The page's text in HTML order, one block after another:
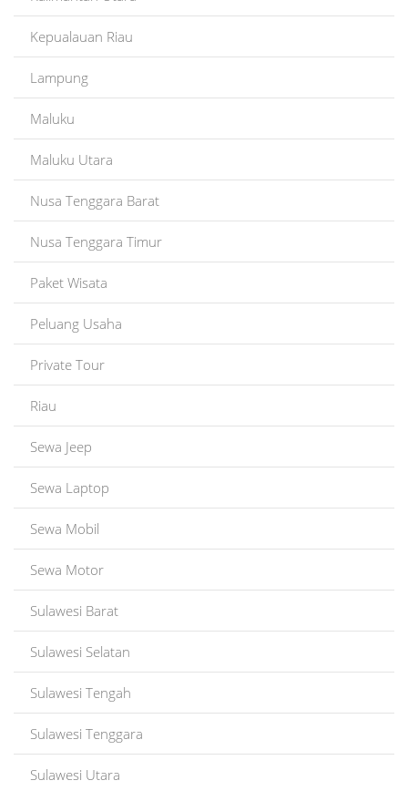
Kepualauan Riau
Lampung
Maluku
Maluku Utara
Nusa Tenggara Barat
Nusa Tenggara Timur
Paket Wisata
Peluang Usaha
Private Tour
Riau
Sewa Jeep
Sewa Laptop
Sewa Mobil
Sewa Motor
Sulawesi Barat
Sulawesi Selatan
Sulawesi Tengah
Sulawesi Tenggara
Sulawesi Utara